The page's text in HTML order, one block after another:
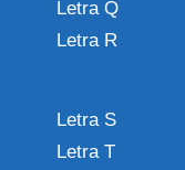
Letra Q
Letra R
Letra S
Letra T